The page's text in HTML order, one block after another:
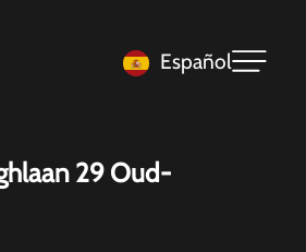
Español
29 Oud-